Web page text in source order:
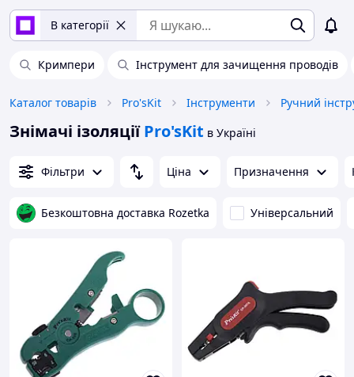
В категорії
Кримпери Інструмент для зачищення проводів
Каталог товарів Pro'sKit Інструменти Ручний
Знімачі ізоляції Pro'sKit в Україні
Фільтри Ціна Призначення
Безкоштовна доставка Rozetka Універсальний